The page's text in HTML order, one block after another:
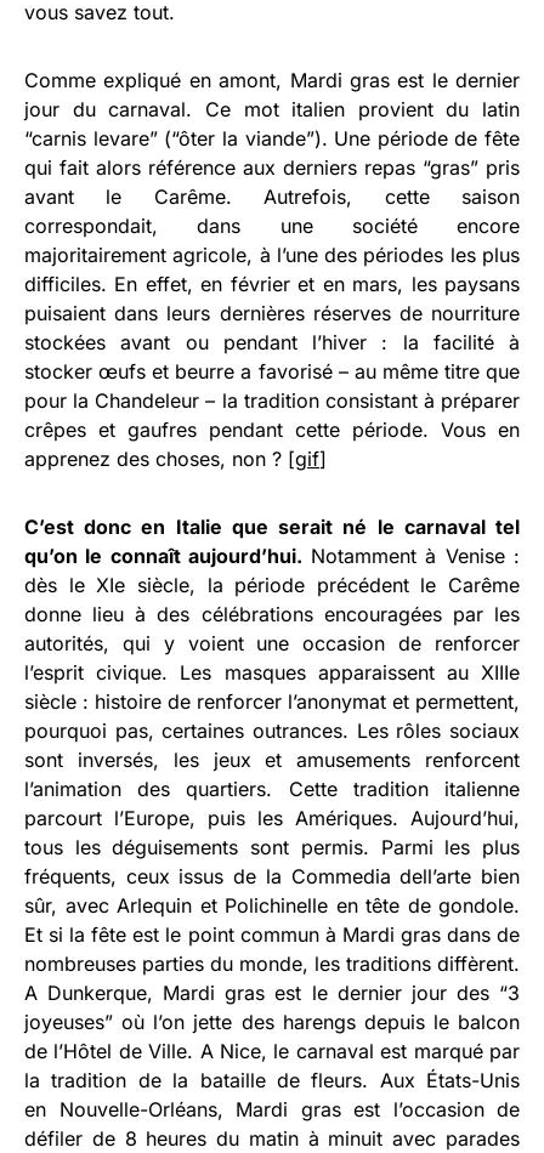
vous savez tout.
Comme expliqué en amont, Mardi gras est le dernier
jour du carnaval. Ce mot italien provient du latin
“carnis levare” (“ôter la viande”). Une période de fête
qui fait alors référence aux derniers repas “gras” pris
avant le Carême. Autrefois, cette saison
correspondait, dans une société encore
majoritairement agricole, à l’une des périodes les plus
difficiles. En effet, en février et en mars, les paysans
puisaient dans leurs dernières réserves de nourriture
stockées avant ou pendant l’hiver : la facilité à
stocker œufs et beurre a favorisé – au même titre que
pour la Chandeleur – la tradition consistant à préparer
crêpes et gaufres pendant cette période. Vous en
apprenez des choses, non ? [gif]
C’est donc en Italie que serait né le carnaval tel
qu’on le connaît aujourd’hui. Notamment à Venise :
dès le XIe siècle, la période précédent le Carême
donne lieu à des célébrations encouragées par les
autorités, qui y voient une occasion de renforcer
l’esprit civique. Les masques apparaissent au XIIIe
siècle : histoire de renforcer l’anonymat et permettent,
pourquoi pas, certaines outrances. Les rôles sociaux
sont inversés, les jeux et amusements renforcent
l’animation des quartiers. Cette tradition italienne
parcourt l’Europe, puis les Amériques. Aujourd’hui,
tous les déguisements sont permis. Parmi les plus
fréquents, ceux issus de la Commedia dell’arte bien
sûr, avec Arlequin et Polichinelle en tête de gondole.
Et si la fête est le point commun à Mardi gras dans de
nombreuses parties du monde, les traditions diffèrent.
A Dunkerque, Mardi gras est le dernier jour des “3
joyeuses” où l’on jette des harengs depuis le balcon
de l’Hôtel de Ville. A Nice, le carnaval est marqué par
la tradition de la bataille de fleurs. Aux États-Unis
en Nouvelle-Orléans, Mardi gras est l’occasion de
défiler de 8 heures du matin à minuit avec parades